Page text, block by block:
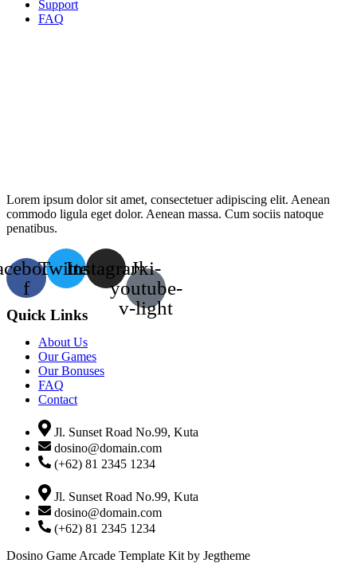
Support
FAQ
Lorem ipsum dolor sit amet, consectetuer adipiscing elit. Aenean
commodo ligula eget dolor. Aenean massa. Cum sociis natoque
penatibus.
f
TwitterInstagramJki-
youtube-
v-light
Quick Links
About Us
Our Games
Our Bonuses
FAQ
Contact
Jl. Sunset Road No.99, Kuta
dosino@domain.com
(+62) 81 2345 1234
Jl. Sunset Road No.99, Kuta
dosino@domain.com
(+62) 81 2345 1234
Dosino Game Arcade Template Kit by Jegtheme